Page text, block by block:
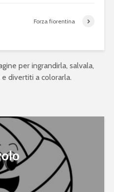
Forza fiorentina
per ingrandirla, salvala,
divertiti a colorarla.